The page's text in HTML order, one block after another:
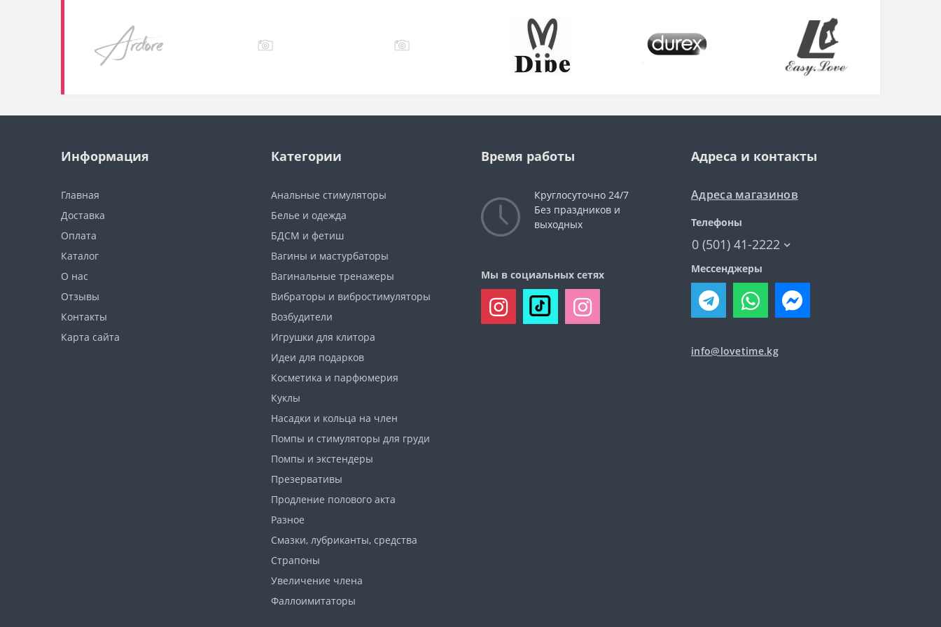
Информация
Главная
Доставка
Оплата
Каталог
О нас
Отзывы
Контакты
Карта сайта
Категории
Анальные стимуляторы
Белье и одежда
БДСМ и фетиш
Вагины и мастурбаторы
Вагинальные тренажеры
Вибраторы и вибростимуляторы
Возбудители
Игрушки для клитора
Идеи для подарков
Косметика и парфюмерия
Куклы
Насадки и кольца на член
Помпы и стимуляторы для груди
Помпы и экстендеры
Презервативы
Продление полового акта
Разное
Смазки, лубриканты, средства
Страпоны
Увеличение члена
Фаллоимитаторы
Время работы
Круглосуточно 24/7
Без праздников и
выходных
Мы в социальных сетях
Адреса и контакты
Адреса магазинов
Телефоны
0 (501) 41-2222
Мессенджеры
info@lovetime.kg